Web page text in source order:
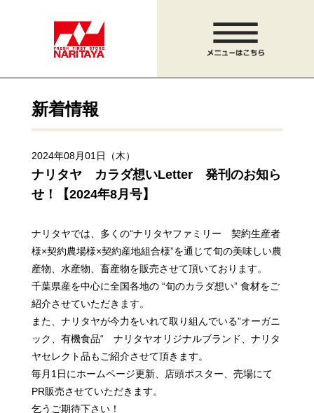
新着情報
2024年08月01日（木）
ナリタヤ カラダ想いLetter 発刊のお知ら
せ！【2024年8月号】
ナリタヤでは、多くの“ナリタヤファミリー 契約生産者
様×契約農場様×契約産地組合様”を通じて旬の美味しい農
産物、水産物、畜産物を販売させて頂いております。
千葉県産を中心に全国各地の “旬のカラダ想い” 食材をご
紹介させていただきます。
また、ナリタヤが今力をいれて取り組んでいる”オーガニ
ック、有機食品“ ナリタヤオリジナルブランド、 ナリタ
ヤセレクト品もご紹介させて頂きます。
毎月1日にホームページ更新、店頭ポスター、売場にて
PR販売させていただきます。
乞うご期待下さい！